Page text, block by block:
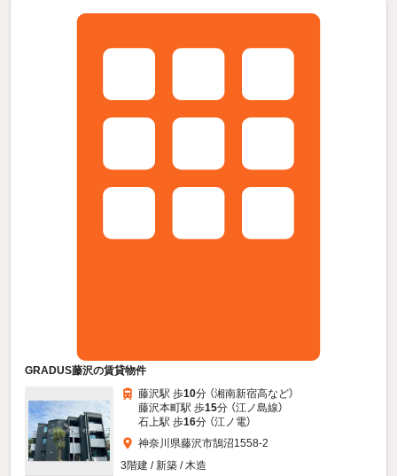
GRADUS藤沢の賃貸物件
藤沢駅 歩10分 （湘南新宿高など）
藤沢本町駅 歩15分 （江ノ島線）
石上駅 歩16分 （江ノ電）
神奈川県藤沢市鵠沼1558-2
3階建 / 新築 / 木造